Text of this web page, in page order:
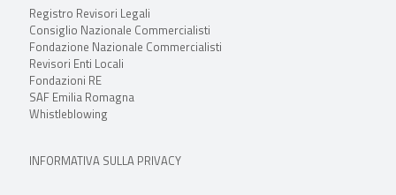
Registro Revisori Legali
Consiglio Nazionale Commercialisti
Fondazione Nazionale Commercialisti
Revisori Enti Locali
Fondazioni RE
SAF Emilia Romagna
Whistleblowing
INFORMATIVA SULLA PRIVACY